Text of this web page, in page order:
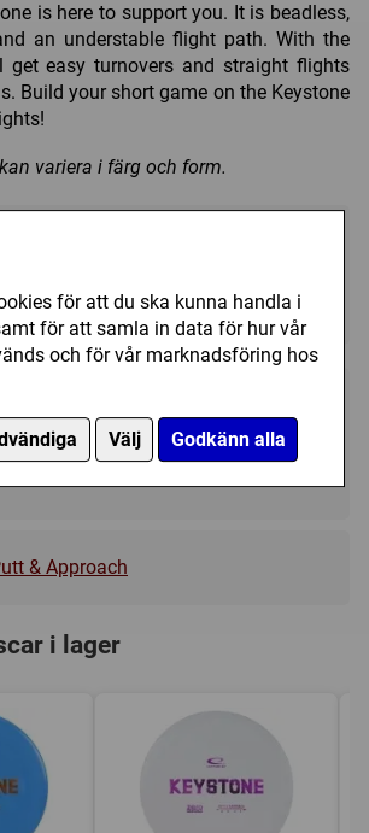
för att du ska kunna handla i
för att samla in data för hur vår
och för vår marknadsföring hos
Välj Godkänn alla
is here to support you. It is beadless,
an understable flight path. With the
get easy turnovers and straight flights
Build your short game on the Keystone
variera i färg och form.
▼
Bevaka
& Approach
i lager